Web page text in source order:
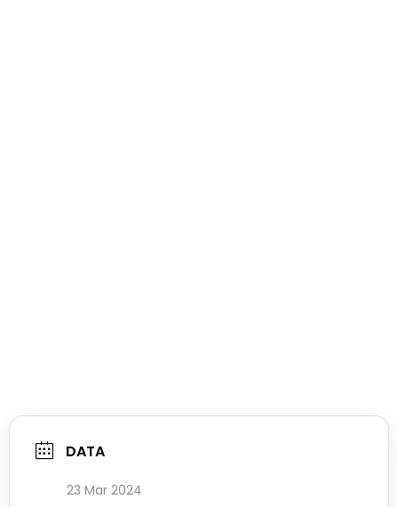
DATA
23 Mar 2024